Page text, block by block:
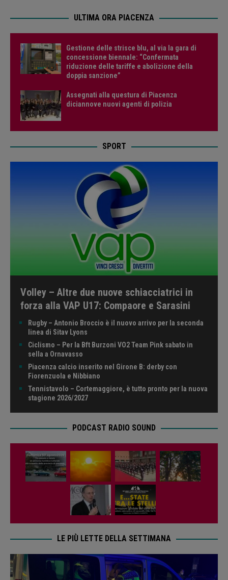
ULTIMA ORA PIACENZA
Gestione delle strisce blu, al via la gara di
concessione biennale: “Confermata
riduzione delle tariffe e abolizione della
doppia sanzione”
Assegnati alla questura di Piacenza
diciannove nuovi agenti di polizia
SPORT
Volley – Altre due nuove schiacciatrici in
forza alla VAP U17: Compaore e Sarasini
Rugby – Antonio Broccio è il nuovo arrivo per la seconda
linea di Sitav Lyons
Ciclismo – Per la Bft Burzoni VO2 Team Pink sabato in
sella a Ornavasso
Piacenza calcio inserito nel Girone B: derby con
Fiorenzuola e Nibbiano
Tennistavolo – Cortemaggiore, è tutto pronto per la nuova
stagione 2026/2027
PODCAST RADIO SOUND
LE PIÙ LETTE DELLA SETTIMANA